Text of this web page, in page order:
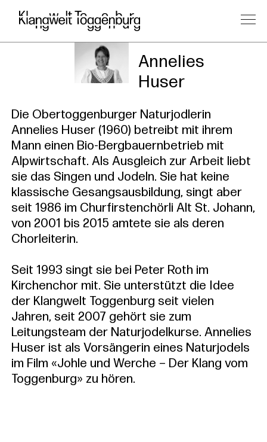
Annelies
Huser
Die Obertoggenburger Naturjodlerin
Annelies Huser (1960) betreibt mit ihrem
Mann einen Bio-Bergbauernbetrieb mit
Alpwirtschaft. Als Ausgleich zur Arbeit liebt
sie das Singen und Jodeln. Sie hat keine
klassische Gesangsausbildung, singt aber
seit 1986 im Churfirstenchörli Alt St. Johann,
von 2001 bis 2015 amtete sie als deren
Chorleiterin.
Seit 1993 singt sie bei Peter Roth im
Kirchenchor mit. Sie unterstützt die Idee
der Klangwelt Toggenburg seit vielen
Jahren, seit 2007 gehört sie zum
Leitungsteam der Naturjodelkurse. Annelies
Huser ist als Vorsängerin eines Naturjodels
im Film «Johle und Werche – Der Klang vom
Toggenburg» zu hören.